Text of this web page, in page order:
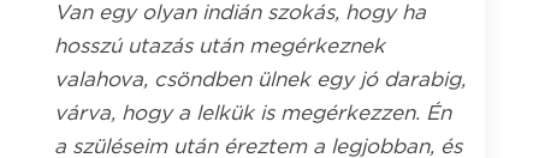
Van egy olyan indián szokás, hogy ha
hosszú utazás után megérkeznek
valahova, csöndben ülnek egy jó darabig,
várva, hogy a lelkük is megérkezzen. Én
a szüléseim után éreztem a legjobban, és